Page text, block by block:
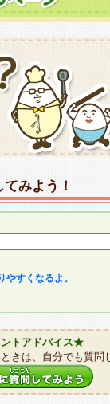
みよう！
すくなるよ。
トアドバイス★
きは、自分でも質問